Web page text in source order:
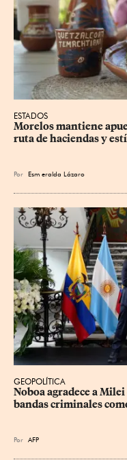
ESTADOS
Morelos mantiene
ruta de haciendas y
Por Esm eralda Lázaro
GEOPOLÍTICA
Noboa agradece a
bandas criminales
Por AFP